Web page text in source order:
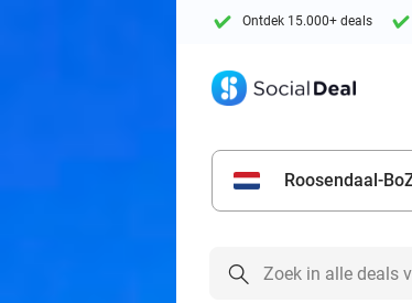
Ontdek 15.000+ deals
Roosendaal-